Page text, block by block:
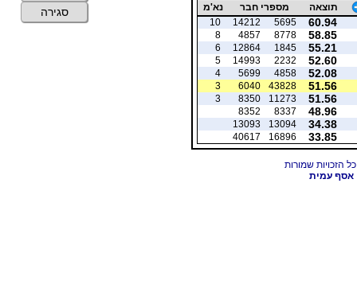
תוצאה מספרי חבר נא'מ
60.94
5695
14212
10
58.85
8778
4857
8
55.21
1845
12864
6
52.60
2232
14993
5
52.08
4858
5699
4
51.56
43828
6040
3
51.56
11273
8350
3
48.96
8337
8352
34.38
13094
13093
33.85
16896
40617
אסף עמית
סגירה